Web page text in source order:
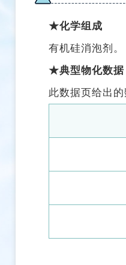
★化学组成
有机硅消泡剂。
★典型物化数据
此数据页给出